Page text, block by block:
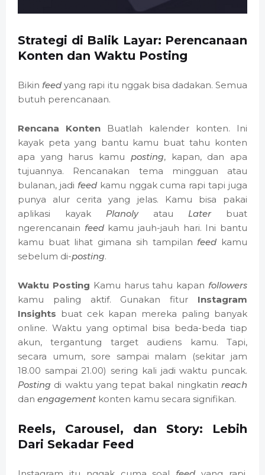
Strategi di Balik Layar: Perencanaan
Konten dan Waktu Posting
Bikin feed yang rapi itu nggak bisa dadakan. Semua
butuh perencanaan.
Rencana Konten Buatlah kalender konten. Ini
kayak peta yang bantu kamu buat tahu konten
apa yang harus kamu posting, kapan, dan apa
tujuannya. Rencanakan tema mingguan atau
bulanan, jadi feedkamu nggak cuma rapi tapi juga
punya alur cerita yang jelas. Kamu bisa pakai
aplikasi kayak Planolyatau Laterbuat
ngerencanain feedkamu jauh-jauh hari. Ini bantu
kamu buat lihat gimana sih tampilan feed kamu
sebelum di-posting.
Waktu Posting Kamu harus tahu kapan followers
kamu paling aktif. Gunakan fitur Instagram
Insights buat cek kapan mereka paling banyak
online. Waktu yang optimal bisa beda-beda tiap
akun, tergantung target audiens kamu. Tapi,
secara umum, sore sampai malam (sekitar jam
18.00 sampai 21.00) sering kali jadi waktu puncak.
Posting di waktu yang tepat bakal ningkatin reach
dan engagement konten kamu secara signifikan.
Reels, Carousel, dan Story: Lebih
Dari Sekadar Feed